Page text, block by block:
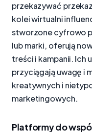
przekazywać
kolei wirtualni
stworzone cyfrowo
lub marki, oferują
treści i kampanii. Ich
przyciągają uwagę i
kreatywnych i
marketingowych.
Platformy do